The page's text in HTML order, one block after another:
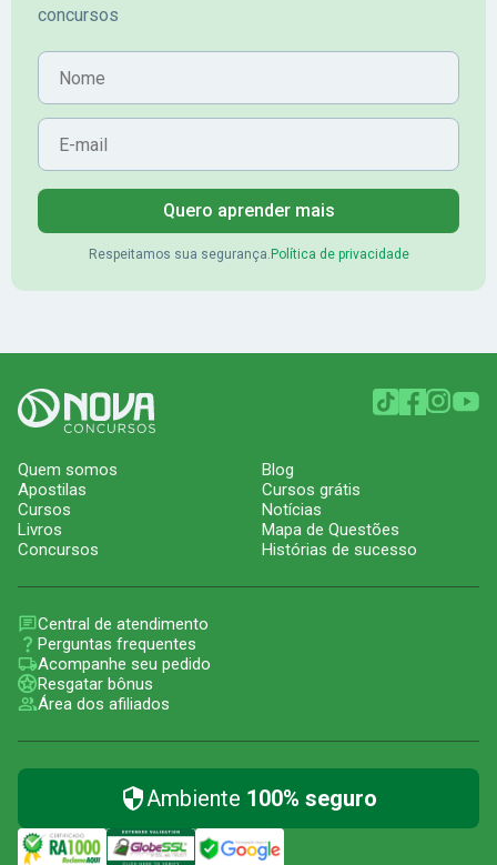
concursos
Nome
E-mail
Quero aprender mais
Respeitamos sua segurança. Política de privacidade
Quem somos
Apostilas
Cursos
Livros
Concursos
Blog
Cursos grátis
Notícias
Mapa de Questões
Histórias de sucesso
Central de atendimento
Perguntas frequentes
Acompanhe seu pedido
Resgatar bônus
Área dos afiliados
Ambiente 100% seguro